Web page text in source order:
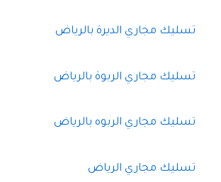
تسليك مجاري الديرة بالرياض
تسليك مجاري الربوة بالرياض
تسليك مجاري الربوه بالرياض
تسليك مجاري الرياض